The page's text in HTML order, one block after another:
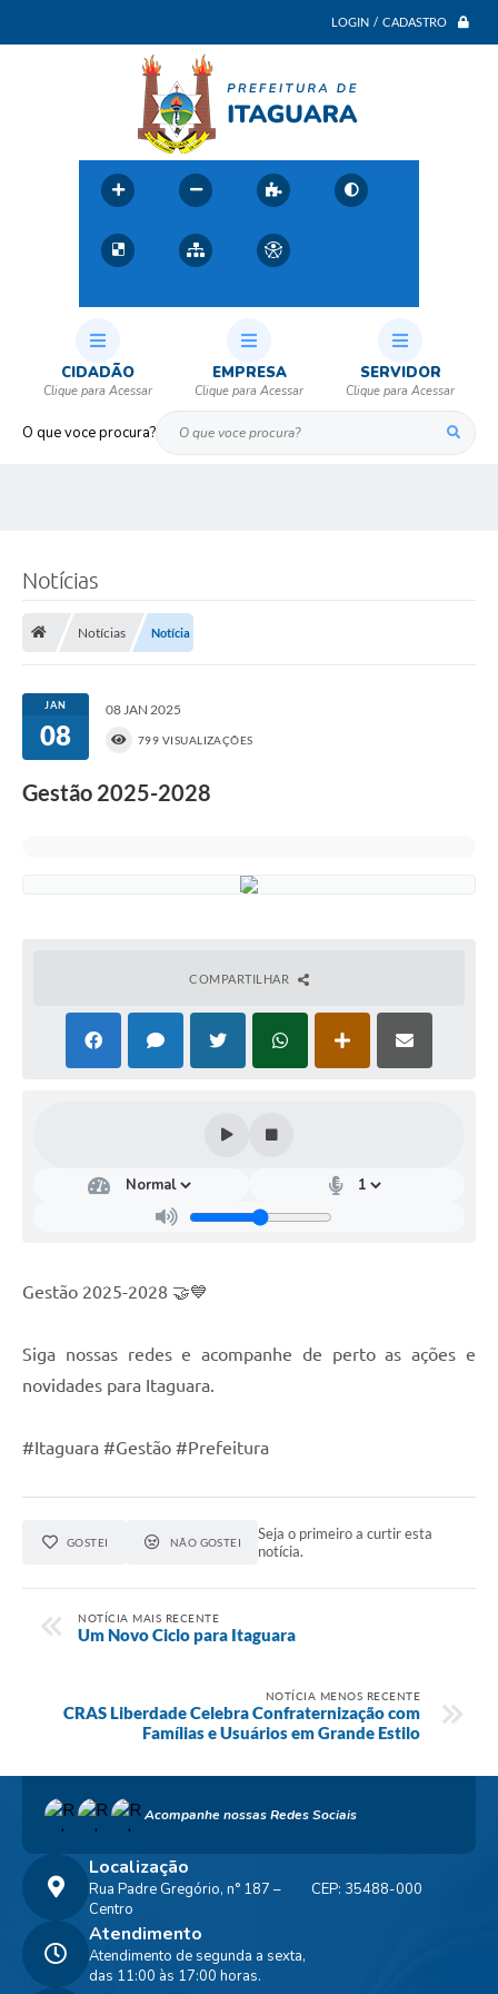
LOGIN / CADASTRO
O que voce procura?
CIDADÃO EMPRESA SERVIDOR
Notícias
Notícias Notícia
JAN
08
08 JAN 2025
799 VISUALIZAÇÕES
Gestão 2025-2028
COMPARTILHAR
Gestão 2025-2028 🤝💙
Siga nossas redes e acompanhe de perto as ações e
novidades para Itaguara.
#Itaguara #Gestão #Prefeitura
GOSTEI NÃO GOSTEI
Seja o primeiro a curtir esta
notícia.
NOTÍCIA MAIS RECENTE
Um Novo Ciclo para Itaguara
NOTÍCIA MENOS RECENTE
CRAS Liberdade Celebra Confraternização com
Famílias e Usuários em Grande Estilo
Acompanhe nossas Redes Sociais
Localização
Rua Padre Gregório, n° 187 –
Centro
CEP: 35488-000
Atendimento
Atendimento de segunda a sexta,
das 11:00 às 17:00 horas.